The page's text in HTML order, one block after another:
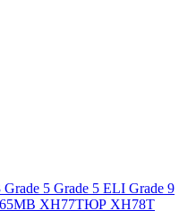
Grade 5 Grade 5 ELI Grade 9
ХН77ТЮР ХН78Т